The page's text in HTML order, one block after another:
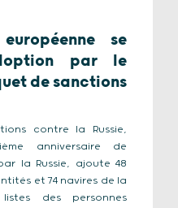
se
par le
de sanctions
contre la Russie,
anniversaire de
la Russie, ajoute 48
et 74 navires de la
des personnes